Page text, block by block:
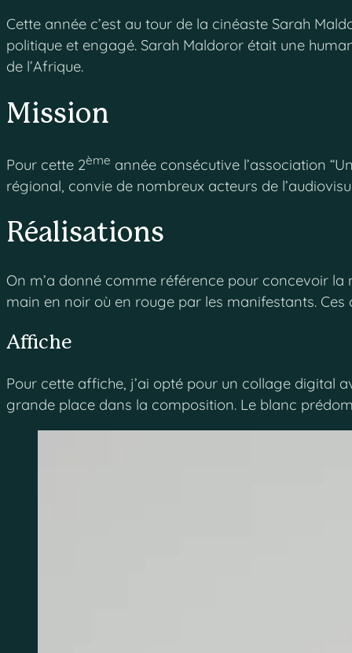
Cette année c’est au tour de la cinéaste Sarah
politique et engagé. Sarah Maldoror était une
de l’Afrique.
Mission
Pour cette 2ème année consécutive l’association
régional, convie de nombreux acteurs de
Réalisations
On m’a donné comme référence pour concevoir
main en noir où en rouge par les manifestants.
Affiche
Pour cette affiche, j’ai opté pour un collage digital
grande place dans la composition. Le blanc